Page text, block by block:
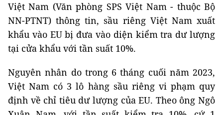
Việt Nam (Văn phòng SPS Việt Nam - thuộc Bộ
NN-PTNT) thông tin, sầu riêng Việt Nam xuất
khẩu vào EU bị đưa vào diện kiểm tra dư lượng
tại cửa khẩu với tần suất 10%.
Nguyên nhân do trong 6 tháng cuối năm 2023,
Việt Nam có 3 lô hàng sầu riêng vi phạm quy
định về chỉ tiêu dư lượng của EU. Theo ông Ngô